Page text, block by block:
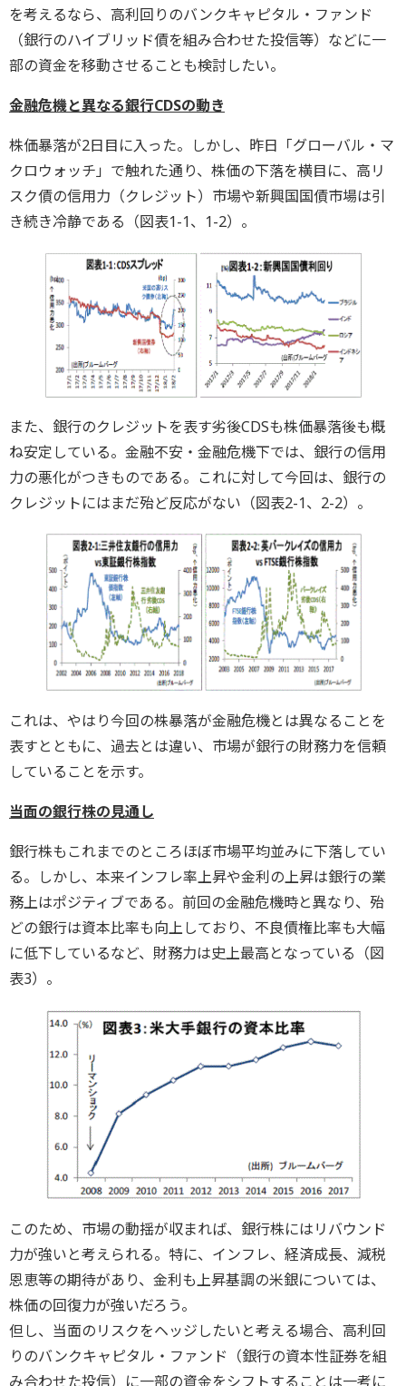
を考えるなら、高利回りのバンクキャピタル・ファンド
（銀行のハイブリッド債を組み合わせた投信等）などに一
部の資金を移動させることも検討したい。
金融危機と異なる銀行CDSの動き
株価暴落が2日目に入った。しかし、昨日「グローバル・マ
クロウォッチ」で触れた通り、株価の下落を横目に、高リ
スク債の信用力（クレジット）市場や新興国国債市場は引
き続き冷静である（図表1-1、1-2）。
また、銀行のクレジットを表す劣後CDSも株価暴落後も概
ね安定している。金融不安・金融危機下では、銀行の信用
力の悪化がつきものである。これに対して今回は、銀行の
クレジットにはまだ殆ど反応がない（図表2-1、2-2）。
これは、やはり今回の株暴落が金融危機とは異なることを
表すとともに、過去とは違い、市場が銀行の財務力を信頼
していることを示す。
当面の銀行株の見通し
銀行株もこれまでのところほぼ市場平均並みに下落してい
る。しかし、本来インフレ率上昇や金利の上昇は銀行の業
務上はポジティブである。前回の金融危機時と異なり、殆
どの銀行は資本比率も向上しており、不良債権比率も大幅
に低下しているなど、財務力は史上最高となっている（図
表3）。
このため、市場の動揺が収まれば、銀行株にはリバウンド
力が強いと考えられる。特に、インフレ、経済成長、減税
恩恵等の期待があり、金利も上昇基調の米銀については、
株価の回復力が強いだろう。
但し、当面のリスクをヘッジしたいと考える場合、高利回
りのバンクキャピタル・ファンド（銀行の資本性証券を組
み合わせた投信）に一部の資金をシフトすることは一考に